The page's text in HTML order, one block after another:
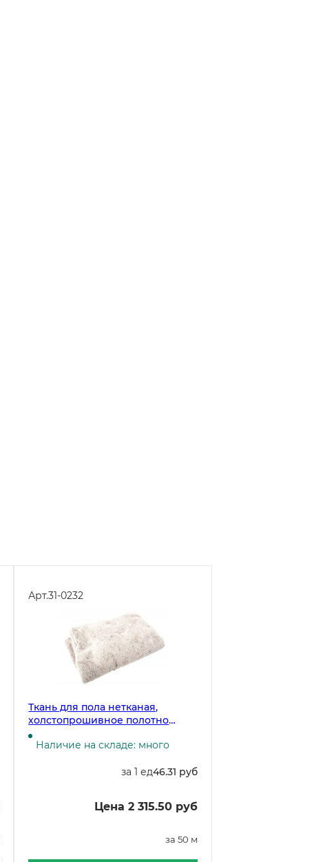
Арт.31-0232
Ткань для пола нетканая,
холстопрошивное полотно
белое, ширина 80 см, плотность
200 г/м2, строчка 5 мм, 50
Наличие на складе: много
за 1 ед46.31 руб
Цена 2 315.50 руб
за 50 м